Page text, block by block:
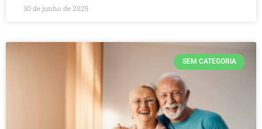
30 de junho de 2025
SEM CATEGORIA